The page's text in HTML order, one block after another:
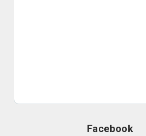
Facebook